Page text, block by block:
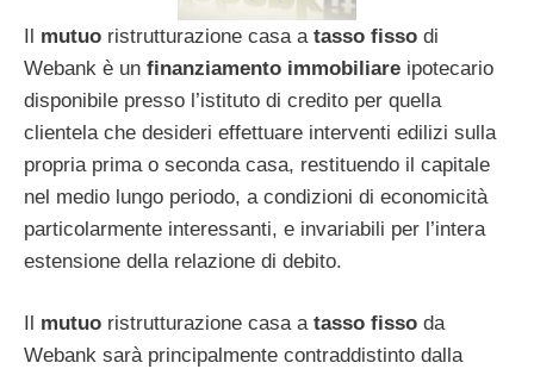
Il mutuo ristrutturazione casa a tasso fisso di
Webank è un finanziamento immobiliare ipotecario
disponibile presso l’istituto di credito per quella
clientela che desideri effettuare interventi edilizi sulla
propria prima o seconda casa, restituendo il capitale
nel medio lungo periodo, a condizioni di economicità
particolarmente interessanti, e invariabili per l’intera
estensione della relazione di debito.
mutuo ristrutturazione casa a tasso fisso da
Webank sarà principalmente contraddistinto dalla